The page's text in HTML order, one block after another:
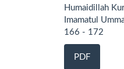
Humaidillah
Imamatul
166 - 172
PDF